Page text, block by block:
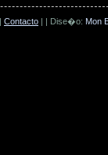
Contacto | | Dise�o: Mon